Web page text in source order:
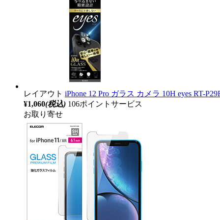
レイアウト iPhone 12 Pro ガラス カメラ 10H eyes RT-
¥1,060(税込) 106ポイントサービス
お取り寄せ